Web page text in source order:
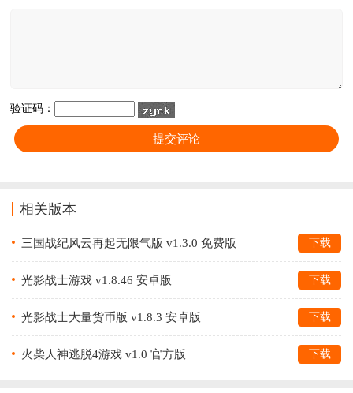
验证码：
相关版本
三国战纪风云再起无限气版 v1.3.0 免费版 下载
光影战士游戏 v1.8.46 安卓版 下载
光影战士大量货币版 v1.8.3 安卓版 下载
火柴人神逃脱4游戏 v1.0 官方版 下载